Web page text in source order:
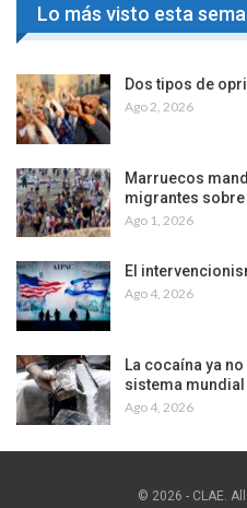
Lo más visto esta
Dos tipos de
Ago 2, 2026
Marruecos
migrantes sobre
Ago 1, 2026
El
Ago 4, 2026
La cocaína ya
sistema mundial
Ago 4, 2026
© 2026 - CLAE.